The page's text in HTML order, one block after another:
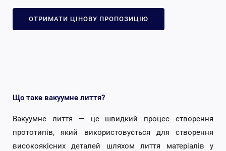
ОТРИМАТИ ЦІНОВУ ПРОПОЗИЦІЮ
Що таке вакуумне лиття?
Вакуумне лиття — це швидкий процес створення
прототипів, який використовується для створення
високоякісних деталей шляхом лиття матеріалів у